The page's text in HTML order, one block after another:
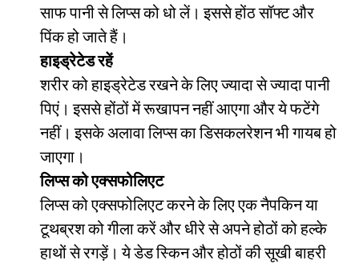
साफ पानी से लिप्स को धो लें। इससे होंठ सॉफ्ट और
पिंक हो जाते हैं।
हाइड्रेटेड रहें
शरीर को हाइड्रेटेड रखने के लिए ज्यादा से ज्यादा पानी
पिएं। इससे होंठों में रूखापन नहीं आएगा और ये फटेंगे
नहीं। इसके अलावा लिप्स का डिसकलरेशन भी गायब हो
जाएगा।
लिप्स को एक्सफोलिएट
लिप्स को एक्सफोलिएट करने के लिए एक नैपकिन या
टूथब्रश को गीला करें और धीरे से अपने होठों को हल्के
हाथों से रगड़ें। ये डेड स्किन और होठों की सूखी बाहरी